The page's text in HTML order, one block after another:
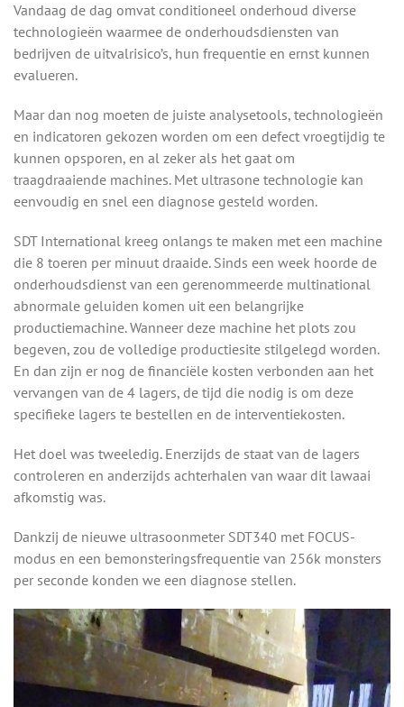
Vandaag de dag omvat conditioneel onderhoud diverse
technologieën waarmee de onderhoudsdiensten van
bedrijven de uitvalrisico’s, hun frequentie en ernst kunnen
evalueren.
Maar dan nog moeten de juiste analysetools, technologieën
en indicatoren gekozen worden om een defect vroegtijdig te
kunnen opsporen, en al zeker als het gaat om
traagdraaiende machines. Met ultrasone technologie kan
eenvoudig en snel een diagnose gesteld worden.
SDT International kreeg onlangs te maken met een machine
die 8 toeren per minuut draaide. Sinds een week hoorde de
onderhoudsdienst van een gerenommeerde multinational
abnormale geluiden komen uit een belangrijke
productiemachine. Wanneer deze machine het plots zou
begeven, zou de volledige productiesite stilgelegd worden.
En dan zijn er nog de financiële kosten verbonden aan het
vervangen van de 4 lagers, de tijd die nodig is om deze
specifieke lagers te bestellen en de interventiekosten.
Het doel was tweeledig. Enerzijds de staat van de lagers
controleren en anderzijds achterhalen van waar dit lawaai
afkomstig was.
Dankzij de nieuwe ultrasoonmeter SDT340 met FOCUS-
modus en een bemonsteringsfrequentie van 256k monsters
per seconde konden we een diagnose stellen.